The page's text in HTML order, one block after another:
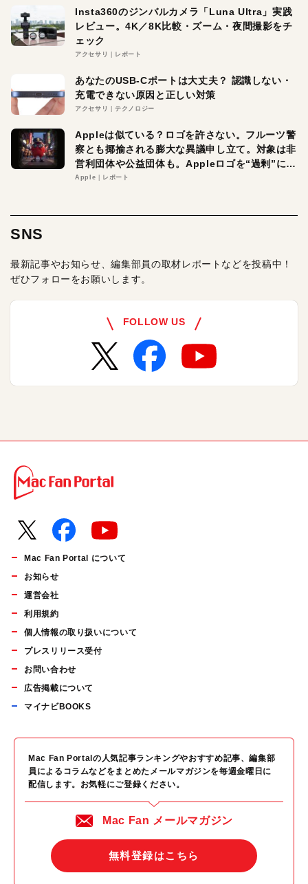
Insta360のジンバルカメラ「Luna Ultra」実践
レビュー。4K／8K比較・ズーム・夜間撮影をチ
ェック
アクセサリ レポート
あなたのUSB-Cポートは大丈夫？ 認識しない・
充電できない原因と正しい対策
アクセサリ テクノロジー
Appleは似ている？ロゴを許さない。フルーツ警
察とも揶揄される膨大な異議申し立て。対象は非
営利団体や公益団体も。Appleロゴを“過剰”に守
る理由とは
Apple レポート
SNS
最新記事やお知らせ、編集部員の取材レポートなどを投稿中！
ぜひフォローをお願いします。
FOLLOW US
Mac Fan Portal について
お知らせ
運営会社
利用規約
個人情報の取り扱いについて
プレスリリース受付
お問い合わせ
広告掲載について
マイナビBOOKS
Mac Fan Portalの人気記事ランキングやおすすめ記事、編集部
員によるコラムなどをまとめたメールマガジンを毎週金曜日に
配信します。お気軽にご登録ください。
Mac Fan メールマガジン
無料登録はこちら